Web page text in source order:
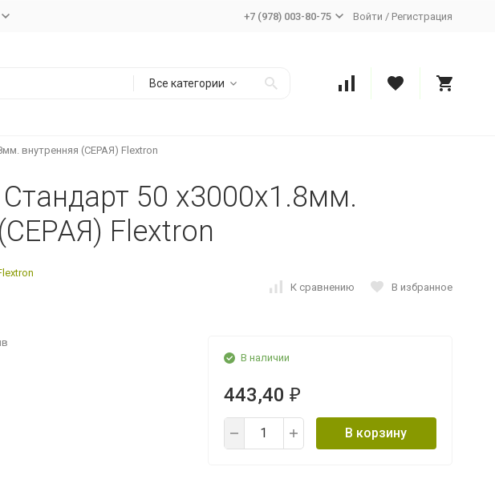
+7 (978) 003-80-75 Войти / Регистрация
Все категории
внутренняя (СЕРАЯ) Flextron
50 x3000x1.8мм.
Flextron
К сравнению В избранное
В наличии
443,40 ₽
В корзину